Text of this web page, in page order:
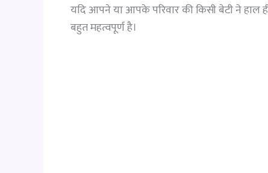
यदि आपने या आपके परिवार की किसी बेटी ने हाल
बहुत महत्वपूर्ण है।